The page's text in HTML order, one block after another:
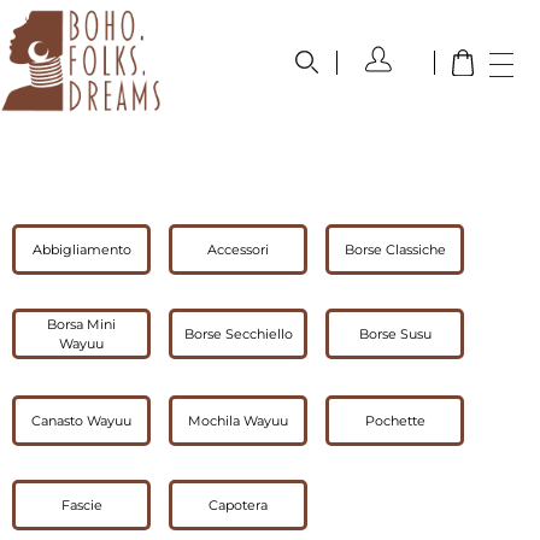
Abbigliamento Accessori Borse Classiche
Borsa Mini
Wayuu
Borse Secchiello Borse Susu
Canasto Wayuu Mochila Wayuu Pochette
Fascie Capotera